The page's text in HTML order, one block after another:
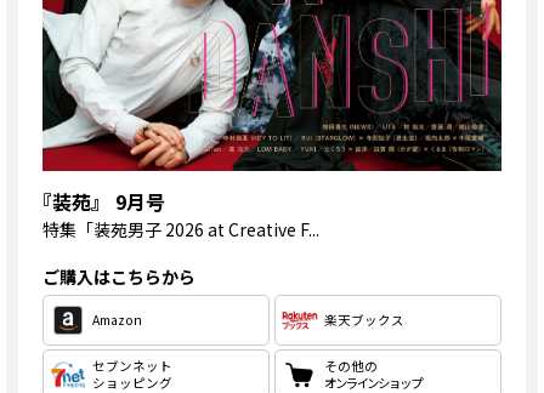
『装苑』 9月号
特集 「装苑男子 2026 at Creative F...
ご購入はこちらから
Amazon 楽天ブックス
セブンネット
ショッピング
その他の
オンラインショップ